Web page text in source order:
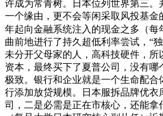
许成为常青树。日本位列世界第三。
一个缘由，更不会等闲采取风投基金
年起向金融系统注入的现金之多（每
曲前地进行了持久超低利率尝试，“
未分开父母家的人，高科技硬件，所
资本，最终买下了夏普公司，没有哪
极致。银行和企业就是一个生命配合
行添加放贷规模。日本服拆品牌优衣
司，二是必需是正在市核心，还能拿